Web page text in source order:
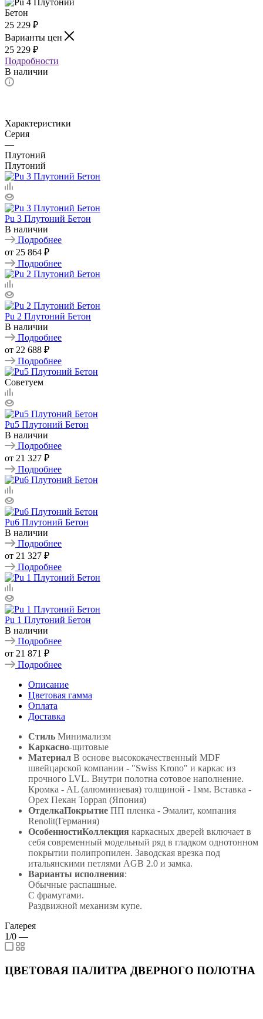
25 229 ₽
Варианты цен
25 229 ₽
Подробности
В наличии
Характеристики
Серия
—
Плутоний
Плутоний
Pu 3 Плутоний Бетон
В наличии
Подробнее
от 25 864 ₽
Подробнее
Pu 2 Плутоний Бетон
В наличии
Подробнее
от 22 688 ₽
Подробнее
Советуем
Pu5 Плутоний Бетон
В наличии
Подробнее
от 21 327 ₽
Подробнее
Pu6 Плутоний Бетон
В наличии
Подробнее
от 21 327 ₽
Подробнее
Pu 1 Плутоний Бетон
В наличии
Подробнее
от 21 871 ₽
Подробнее
Описание
Цветовая гамма
Оплата
Доставка
Стиль Минимализм
Каркасно-щитовые
Материал В основе высококачественный MDF
швейцарской компании - "Swiss Krono" и каркас из
прочного LVL. Внутри полотна сотовое наполнение.
Кромка - AL (алюминиевая) толщиной - 1мм. Вставка -
Орех Пекан Toppan (Япония)
ОтделкаПокрытие ПП пленка - Эмалит, компания
Renolit(Германия)
ОсобенностиКоллекция каркасных дверей включает в
себя современный модельный ряд в гладком однотонном
покрытии полипропилен. Заводская врезка под
итальянскими петлями AGB 2.0 и замка.
Варианты исполнения:
Обычные распашные.
С фрамугами.
Раздвижной механизм купе.
Галерея
1/0 —
ЦВЕТОВАЯ ПАЛИТРА ДВЕРНОГО ПОЛОТНА